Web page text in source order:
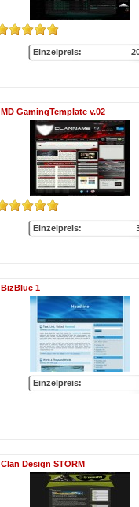
Einzelpreis:
MD GamingTemplate v.02
Einzelpreis:
BizBlue 1
Einzelpreis:
Clan Design STORM